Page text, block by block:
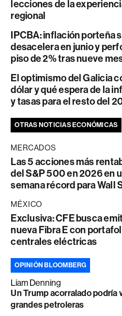
lecciones de la
regional
IPCBA: inflación porteña
desacelera en junio y
piso de 2% tras nueve
El optimismo del Galicia
dólar y qué espera de la
y tasas para el resto del
OTRAS NOTICIAS ECONÓMICAS
MERCADOS
Las 5 acciones más
del S&P 500 en 2026 en
semana récord para Wall
MÉXICO
Exclusiva: CFE busca
nueva Fibra E con
centrales eléctricas
OPINIÓN BLOOMBERG
Liam Denning
Un Trump acorralado podría
grandes petroleras